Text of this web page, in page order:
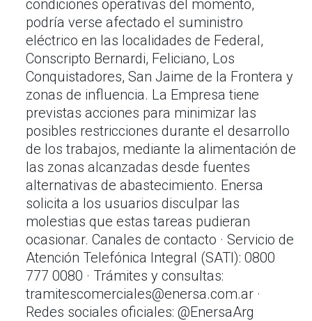
condiciones operativas del momento,
podría verse afectado el suministro
eléctrico en las localidades de Federal,
Conscripto Bernardi, Feliciano, Los
Conquistadores, San Jaime de la Frontera y
zonas de influencia. La Empresa tiene
previstas acciones para minimizar las
posibles restricciones durante el desarrollo
de los trabajos, mediante la alimentación de
las zonas alcanzadas desde fuentes
alternativas de abastecimiento. Enersa
solicita a los usuarios disculpar las
molestias que estas tareas pudieran
ocasionar. Canales de contacto · Servicio de
Atención Telefónica Integral (SATI): 0800
777 0080 · Trámites y consultas:
tramitescomerciales@enersa.com.ar ·
Redes sociales oficiales: @EnersaArg